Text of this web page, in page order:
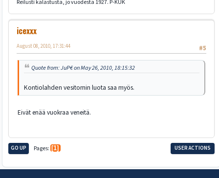
Reilusti kalastusta, jo vuodesta 1927. P-KUK
icexxx
#5
August 08, 2010, 17:31:44
Quote from: JuP€ on May 26, 2010, 18:15:32
Kontiolahden vesitornin luota saa myös.
Eivät enää vuokraa veneitä.
GO UP Pages 1 USER ACTIONS